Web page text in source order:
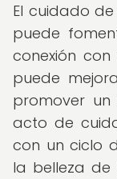
El cuidado
puede
conexión
puede
promover un
acto de
con un ciclo
la belleza